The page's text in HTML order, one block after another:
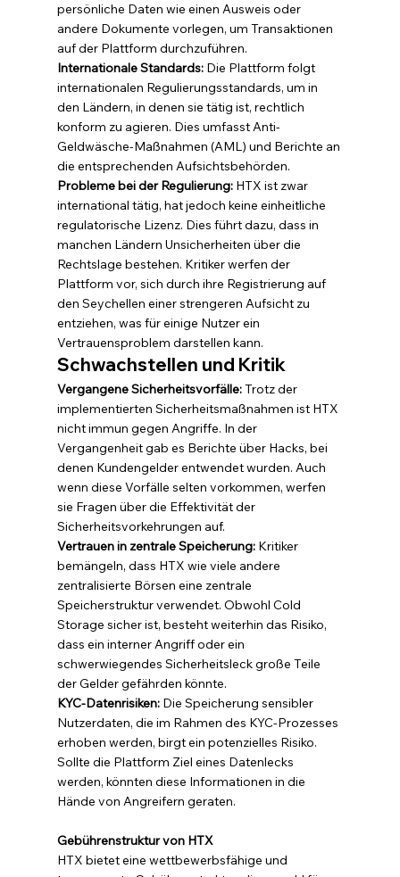
persönliche Daten wie einen Ausweis oder
andere Dokumente vorlegen, um Transaktionen
auf der Plattform durchzuführen.
Internationale Standards: Die Plattform folgt
internationalen Regulierungsstandards, um in
den Ländern, in denen sie tätig ist, rechtlich
konform zu agieren. Dies umfasst Anti-
Geldwäsche-Maßnahmen (AML) und Berichte an
die entsprechenden Aufsichtsbehörden.
Probleme bei der Regulierung: HTX ist zwar
international tätig, hat jedoch keine einheitliche
regulatorische Lizenz. Dies führt dazu, dass in
manchen Ländern Unsicherheiten über die
Rechtslage bestehen. Kritiker werfen der
Plattform vor, sich durch ihre Registrierung auf
den Seychellen einer strengeren Aufsicht zu
entziehen, was für einige Nutzer ein
Vertrauensproblem darstellen kann.
Schwachstellen und Kritik
Vergangene Sicherheitsvorfälle: Trotz der
implementierten Sicherheitsmaßnahmen ist HTX
nicht immun gegen Angriffe. In der
Vergangenheit gab es Berichte über Hacks, bei
denen Kundengelder entwendet wurden. Auch
wenn diese Vorfälle selten vorkommen, werfen
sie Fragen über die Effektivität der
Sicherheitsvorkehrungen auf.
Vertrauen in zentrale Speicherung: Kritiker
bemängeln, dass HTX wie viele andere
zentralisierte Börsen eine zentrale
Speicherstruktur verwendet. Obwohl Cold
Storage sicher ist, besteht weiterhin das Risiko,
dass ein interner Angriff oder ein
schwerwiegendes Sicherheitsleck große Teile
der Gelder gefährden könnte.
KYC-Datenrisiken: Die Speicherung sensibler
Nutzerdaten, die im Rahmen des KYC-Prozesses
erhoben werden, birgt ein potenzielles Risiko.
Sollte die Plattform Ziel eines Datenlecks
werden, könnten diese Informationen in die
Hände von Angreifern geraten.
Gebührenstruktur von HTX
HTX bietet eine wettbewerbsfähige und